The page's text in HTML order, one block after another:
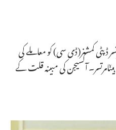
ڈپٹی کمشنر(ڈی سی) کو معاملے کی
آکسیجن کی مبینہ قلت کے